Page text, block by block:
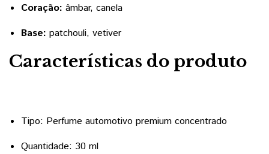
Coração: âmbar, canela
Base: patchouli, vetiver
Características do produto
Tipo: Perfume automotivo premium concentrado
Quantidade: 30 ml